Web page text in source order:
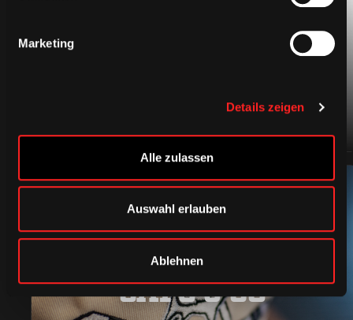
Marketing
Details zeigen
Alle zulassen
Auswahl erlauben
Ablehnen
CAPS & CO